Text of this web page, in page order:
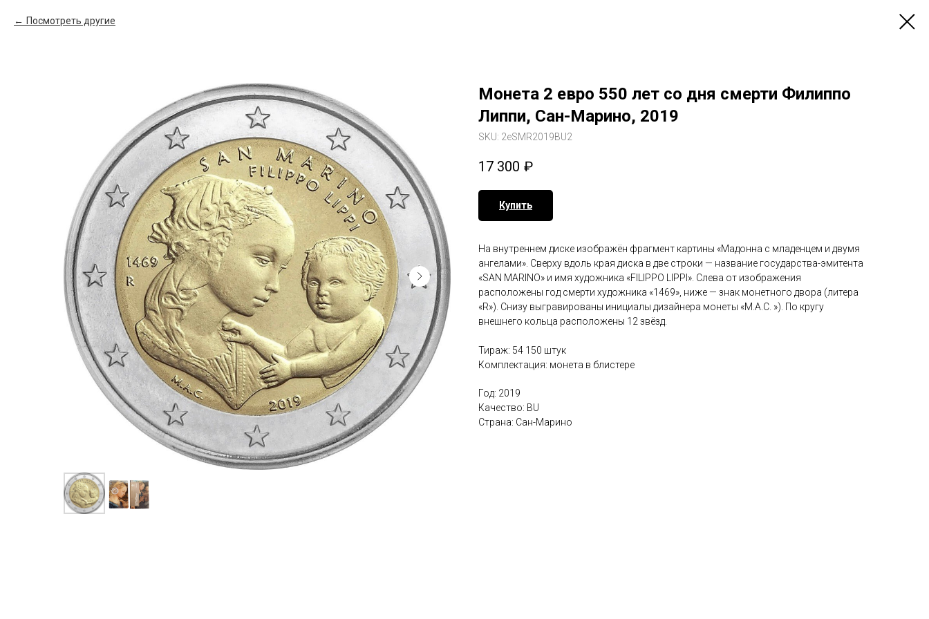
Посмотреть другие
Монета 2 евро 550 лет со дня смерти Филиппо
Липпи, Сан-Марино, 2019
SKU: 2eSMR2019BU2
17 300 ₽
Купить
На внутреннем диске изображён фрагмент картины «Мадонна с младенцем и двумя
ангелами». Сверху вдоль края диска в две строки — название государства-эмитента
«SAN MARINO» и имя художника «FILIPPO LIPPI». Слева от изображения
расположены год смерти художника «1469», ниже — знак монетного двора (литера
«R»). Снизу выгравированы инициалы дизайнера монеты «M.A.C. »). По кругу
внешнего кольца расположены 12 звёзд.
Тираж: 54 150 штук
Комплектация: монета в блистере
Год: 2019
Качество: BU
Страна: Сан-Марино